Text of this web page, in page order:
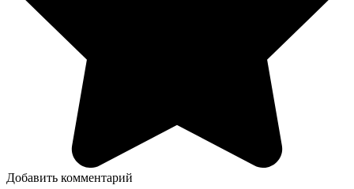
Добавить комментарий